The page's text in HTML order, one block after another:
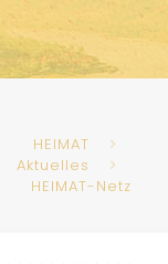
HEIMAT
Aktuelles
HEIMAT-Netz